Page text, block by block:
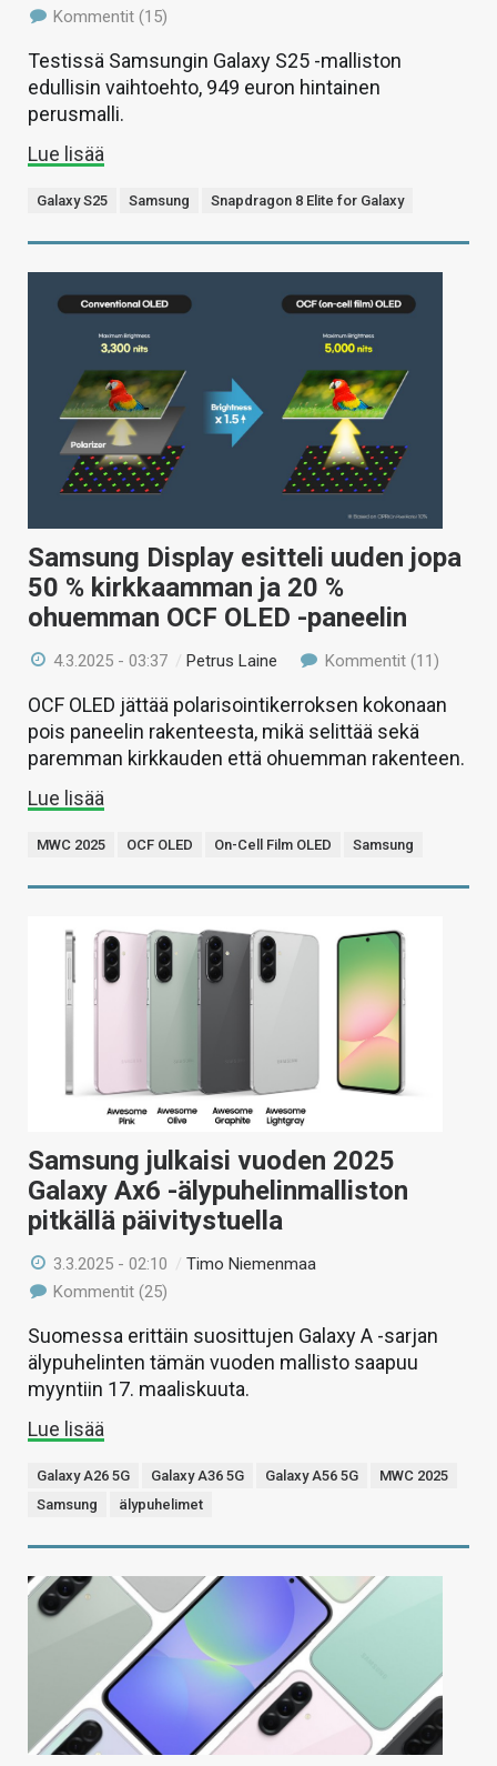
Kommentit (15)
Testissä Samsungin Galaxy S25 -malliston
edullisin vaihtoehto, 949 euron hintainen
perusmalli.
Lue lisää
Galaxy S25 Samsung Snapdragon 8 Elite for Galaxy
Samsung Display esitteli uuden jopa
50 % kirkkaamman ja 20 %
ohuemman OCF OLED -paneelin
4.3.2025 - 03:37 /Petrus Laine Kommentit (11)
OCF OLED jättää polarisointikerroksen kokonaan
pois paneelin rakenteesta, mikä selittää sekä
paremman kirkkauden että ohuemman rakenteen.
Lue lisää
MWC 2025 OCF OLED On-Cell Film OLED Samsung
Samsung julkaisi vuoden 2025
Galaxy Ax6 -älypuhelinmalliston
pitkällä päivitystuella
3.3.2025 - 02:10 /Timo Niemenmaa
Kommentit (25)
Suomessa erittäin suosittujen Galaxy A -sarjan
älypuhelinten tämän vuoden mallisto saapuu
myyntiin 17. maaliskuuta.
Lue lisää
Galaxy A26 5G Galaxy A36 5G Galaxy A56 5G
MWC 2025
Samsung
älypuhelimet